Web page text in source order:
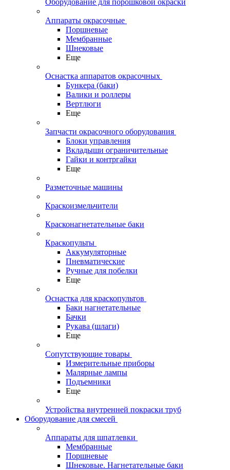
Оборудование для порошковой окраски
Аппараты окрасочные
Поршневые
Мембранные
Шнековые
Еще
Оснастка аппаратов окрасочных
Бункера (баки)
Валики и роллеры
Вертлюги
Еще
Запчасти окрасочного оборудования
Блоки управления
Вкладыши ограничительные
Гайки и контргайки
Еще
Разметочные машины
Краскоизмельчители
Красконагнетательные баки
Краскопульты
Аккумуляторные
Пневматические
Ручные для побелки
Еще
Оснастка для краскопультов
Баки нагнетательные
Бачки
Рукава (шлаги)
Еще
Сопутствующие товары
Измерительные приборы
Малярные лампы
Подъемники
Еще
Устройства внутренней покраски труб
Оборудование для смесей
Аппараты для шпатлевки
Мембранные
Поршневые
Шнековые. Нагнетательные баки